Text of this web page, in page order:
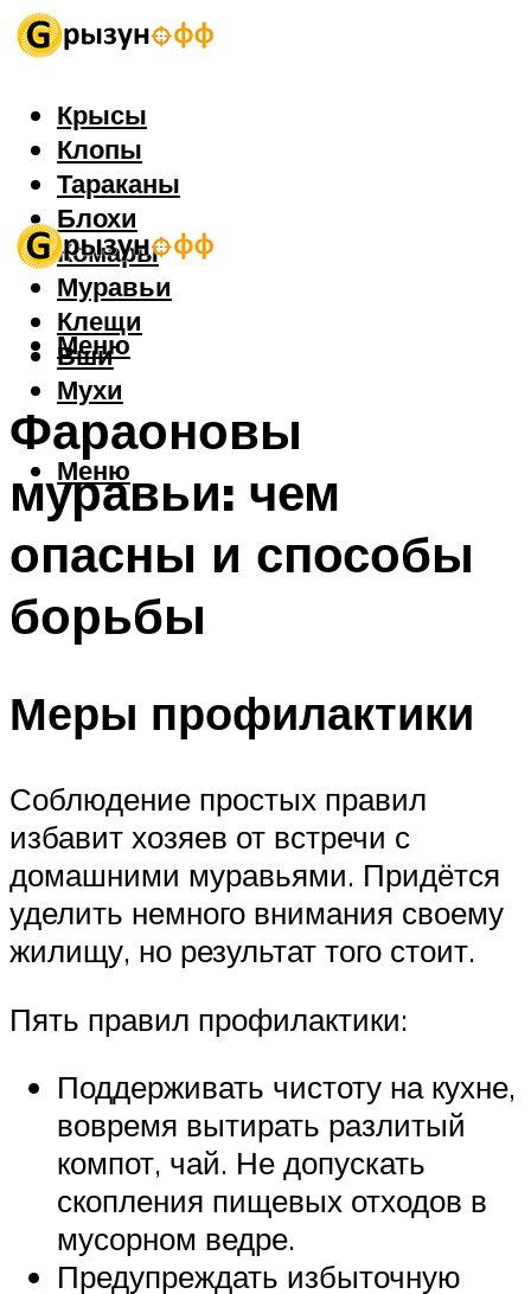
Крысы
Клопы
Тараканы
Блохи
Комары
Муравьи
Клещи
Вши
Мухи
Меню
Меню
Фараоновы
муравьи: чем
опасны и способы
борьбы
Меры профилактики
Соблюдение простых правил
избавит хозяев от встречи с
домашними муравьями. Придётся
уделить немного внимания своему
жилищу, но результат того стоит.
Пять правил профилактики:
Поддерживать чистоту на кухне,
вовремя вытирать разлитый
компот, чай. Не допускать
скопления пищевых отходов в
мусорном ведре.
Предупреждать избыточную